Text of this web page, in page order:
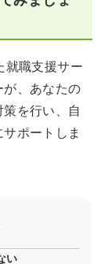
就職支援サー
が、あなたの
を行い、自
ポートしま
い